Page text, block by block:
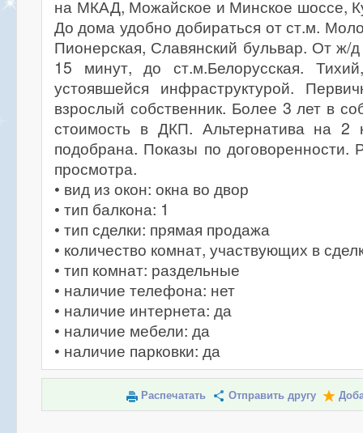
на МКАД, Можайское и Минское шоссе,
До дома удобно добираться от ст.м.
Пионерская, Славянский бульвар. От ж/
15 минут, до ст.м.Белорусская.
устоявшейся инфраструктурой.
взрослый собственник. Более 3 лет в
стоимость в ДКП. Альтернатива на 2
подобрана. Показы по договоренности.
просмотра.
• вид из окон: окна во двор
• тип балкона: 1
• тип сделки: прямая продажа
• количество комнат, участвующих в
• тип комнат: раздельные
• наличие телефона: нет
• наличие интернета: да
• наличие мебели: да
• наличие парковки: да
Распечатать Отправить другу